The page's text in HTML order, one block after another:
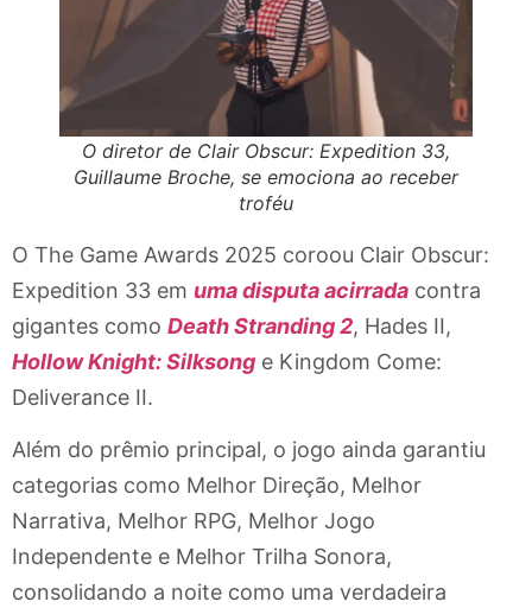
O diretor de Clair Obscur: Expedition 33,
Guillaume Broche, se emociona ao receber
troféu
O The Game Awards 2025 coroou Clair Obscur:
Expedition 33 em uma disputa acirrada contra
gigantes como Death Stranding 2, Hades II,
Hollow Knight: Silksong e Kingdom Come:
Deliverance II.
Além do prêmio principal, o jogo ainda garantiu
categorias como Melhor Direção, Melhor
Narrativa, Melhor RPG, Melhor Jogo
Independente e Melhor Trilha Sonora,
consolidando a noite como uma verdadeira